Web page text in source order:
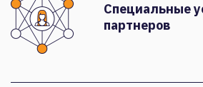
Специальные
партнеров